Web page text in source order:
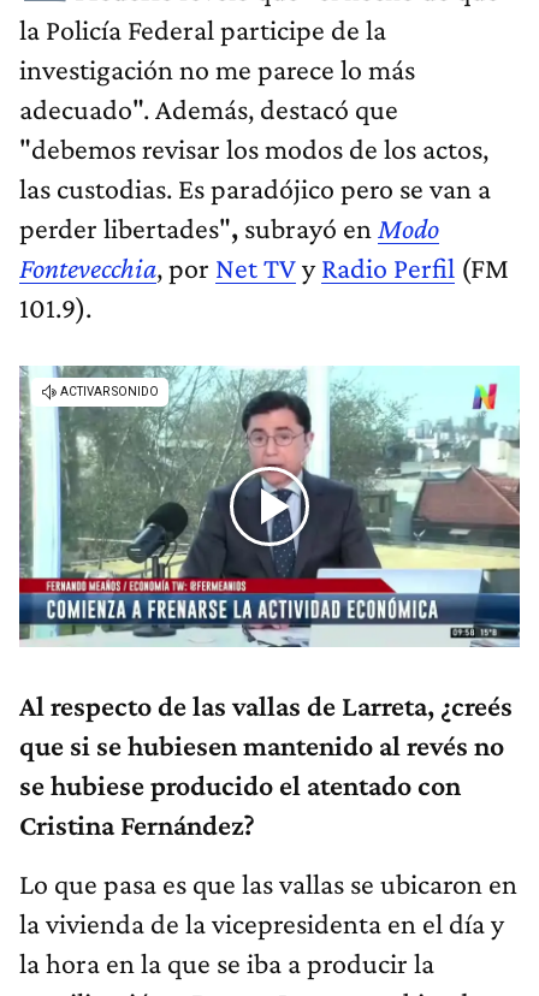
la Policía Federal participe de la
investigación no me parece lo más
adecuado". Además, destacó que
"debemos revisar los modos de los actos,
las custodias. Es paradójico pero se van a
perder libertades", subrayó en Modo
Fontevecchia, por Net TVyRadio Perfil (FM
101.9).
Al respecto de las vallas de Larreta, ¿creés
que si se hubiesen mantenido al revés no
se hubiese producido el atentado con
Cristina Fernández?
Lo que pasa es que las vallas se ubicaron en
la vivienda de la vicepresidenta en el día y
la hora en la que se iba a producir la